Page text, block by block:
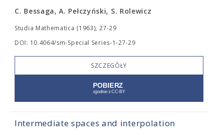
C. Bessaga, A. Pełczyński, S. Rolewicz
Studia Mathematica (1963), 27-29
DOI: 10.4064/sm-Special Series-1-27-29
SZCZEGÓŁY
Intermediate spaces and interpolation